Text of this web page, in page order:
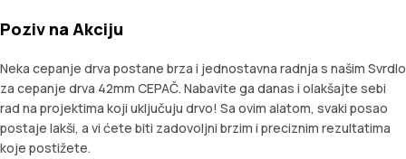
Poziv na Akciju
Neka cepanje drva postane brza i jednostavna radnja s našim Svrdlo
za cepanje drva 42mm CEPAČ. Nabavite ga danas i olakšajte sebi
rad na projektima koji uključuju drvo! Sa ovim alatom, svaki posao
postaje lakši, a vi ćete biti zadovoljni brzim i preciznim rezultatima
koje postižete.